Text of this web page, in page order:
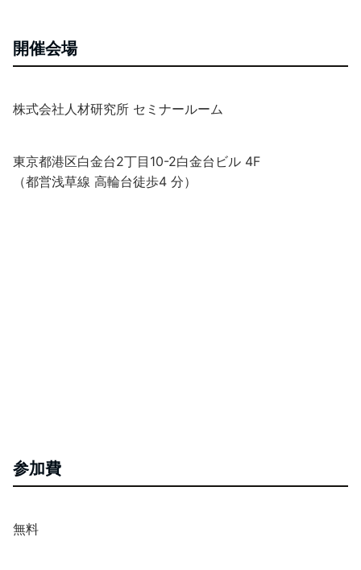
開催会場
株式会社人材研究所 セミナールーム
東京都港区白金台2丁目10-2白金台ビル 4F
（都営浅草線 高輪台徒歩4 分）
参加費
無料